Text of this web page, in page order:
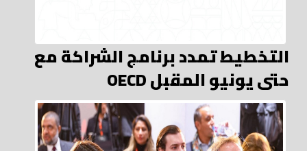
التخطيط تمدد برنامج الشراكة مع
OECD حتى يونيو المقبل